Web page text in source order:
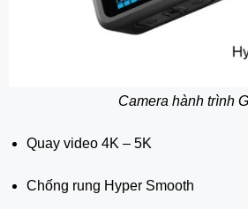
Camera hành trình
Quay video 4K – 5K
Chống rung Hyper Smooth